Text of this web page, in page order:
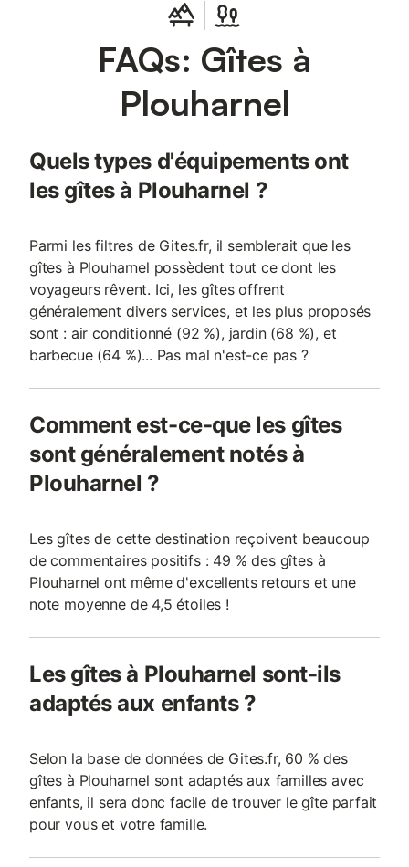
Presqu'île de Quiberon, Plouharnel vous ouvre grand la porte
vers l'océan. Destination plébiscitée par les vacanciers et les
familles, la commune est aussi le paradis des surfeurs et des
adeptes de sports de glisse (bodyboard, longboard, kitesurf...).
sable fin de Sainte Barbe, au cœur du Grand Site Gâvres
découvrez le charmant village de Sainte-Barbe à proximité de
Carnac et de la côte sauvage de Quiberon ! Maison de
vacances contemporaine située à quelques minutes de la plag
FAQs: Gîtes à
Plouharnel
Quels types d'équipements ont
les gîtes à Plouharnel ?
Parmi les filtres de Gites.fr, il semblerait que les
gîtes à Plouharnel possèdent tout ce dont les
voyageurs rêvent. Ici, les gîtes offrent
généralement divers services, et les plus proposés
sont : air conditionné (92 %), jardin (68 %), et
barbecue (64 %)... Pas mal n'est-ce pas ?
Comment est-ce-que les gîtes
sont généralement notés à
Plouharnel ?
Les gîtes de cette destination reçoivent beaucoup
de commentaires positifs : 49 % des gîtes à
Plouharnel ont même d'excellents retours et une
note moyenne de 4,5 étoiles !
Les gîtes à Plouharnel sont-ils
adaptés aux enfants ?
Selon la base de données de Gites.fr, 60 % des
gîtes à Plouharnel sont adaptés aux familles avec
enfants, il sera donc facile de trouver le gîte parfait
pour vous et votre famille.